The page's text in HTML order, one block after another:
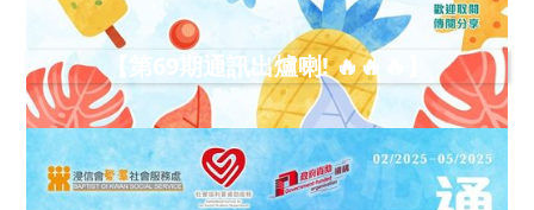
【第69期通訊出爐喇! 🔥🔥🔥】